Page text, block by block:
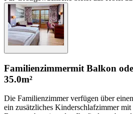
Familienzimmermit Balkon
35.0m²
Die Familienzimmer verfügen über
ein zusätzliches Kinderschlafzimmer